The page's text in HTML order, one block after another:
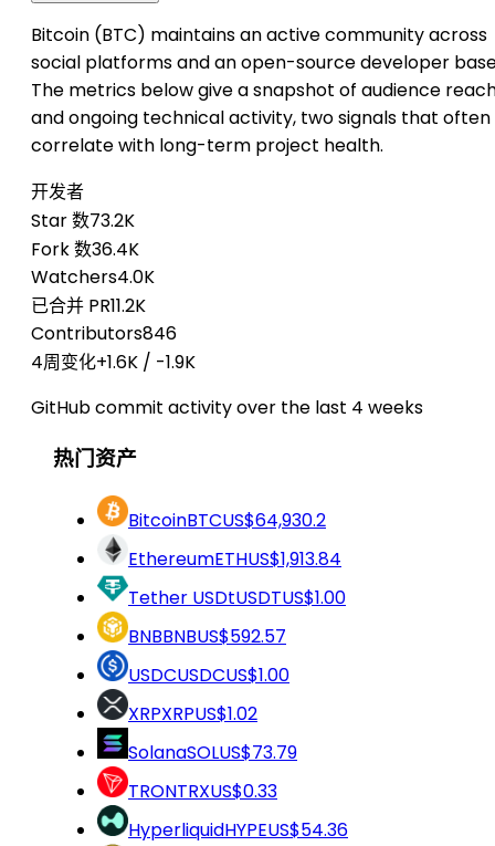
Bitcoin (BTC) maintains an active community across
social platforms and an open-source developer
The metrics below give a snapshot of audience
and ongoing technical activity, two signals that often
correlate with long-term project health.
开发者
Star 数73.2K
Fork 数36.4K
Watchers4.0K
已合并 PR11.2K
Contributors846
4周变化+1.6K / -1.9K
GitHub commit activity over the last 4 weeks
热门资产
BitcoinBTCUS$64,930.2
EthereumETHUS$1,913.84
Tether USDtUSDTUS$1.00
BNBBNBUS$592.57
USDCUSDCUS$1.00
XRPXRPUS$1.02
SolanaSOLUS$73.79
TRONTRXUS$0.33
HyperliquidHYPEUS$54.36